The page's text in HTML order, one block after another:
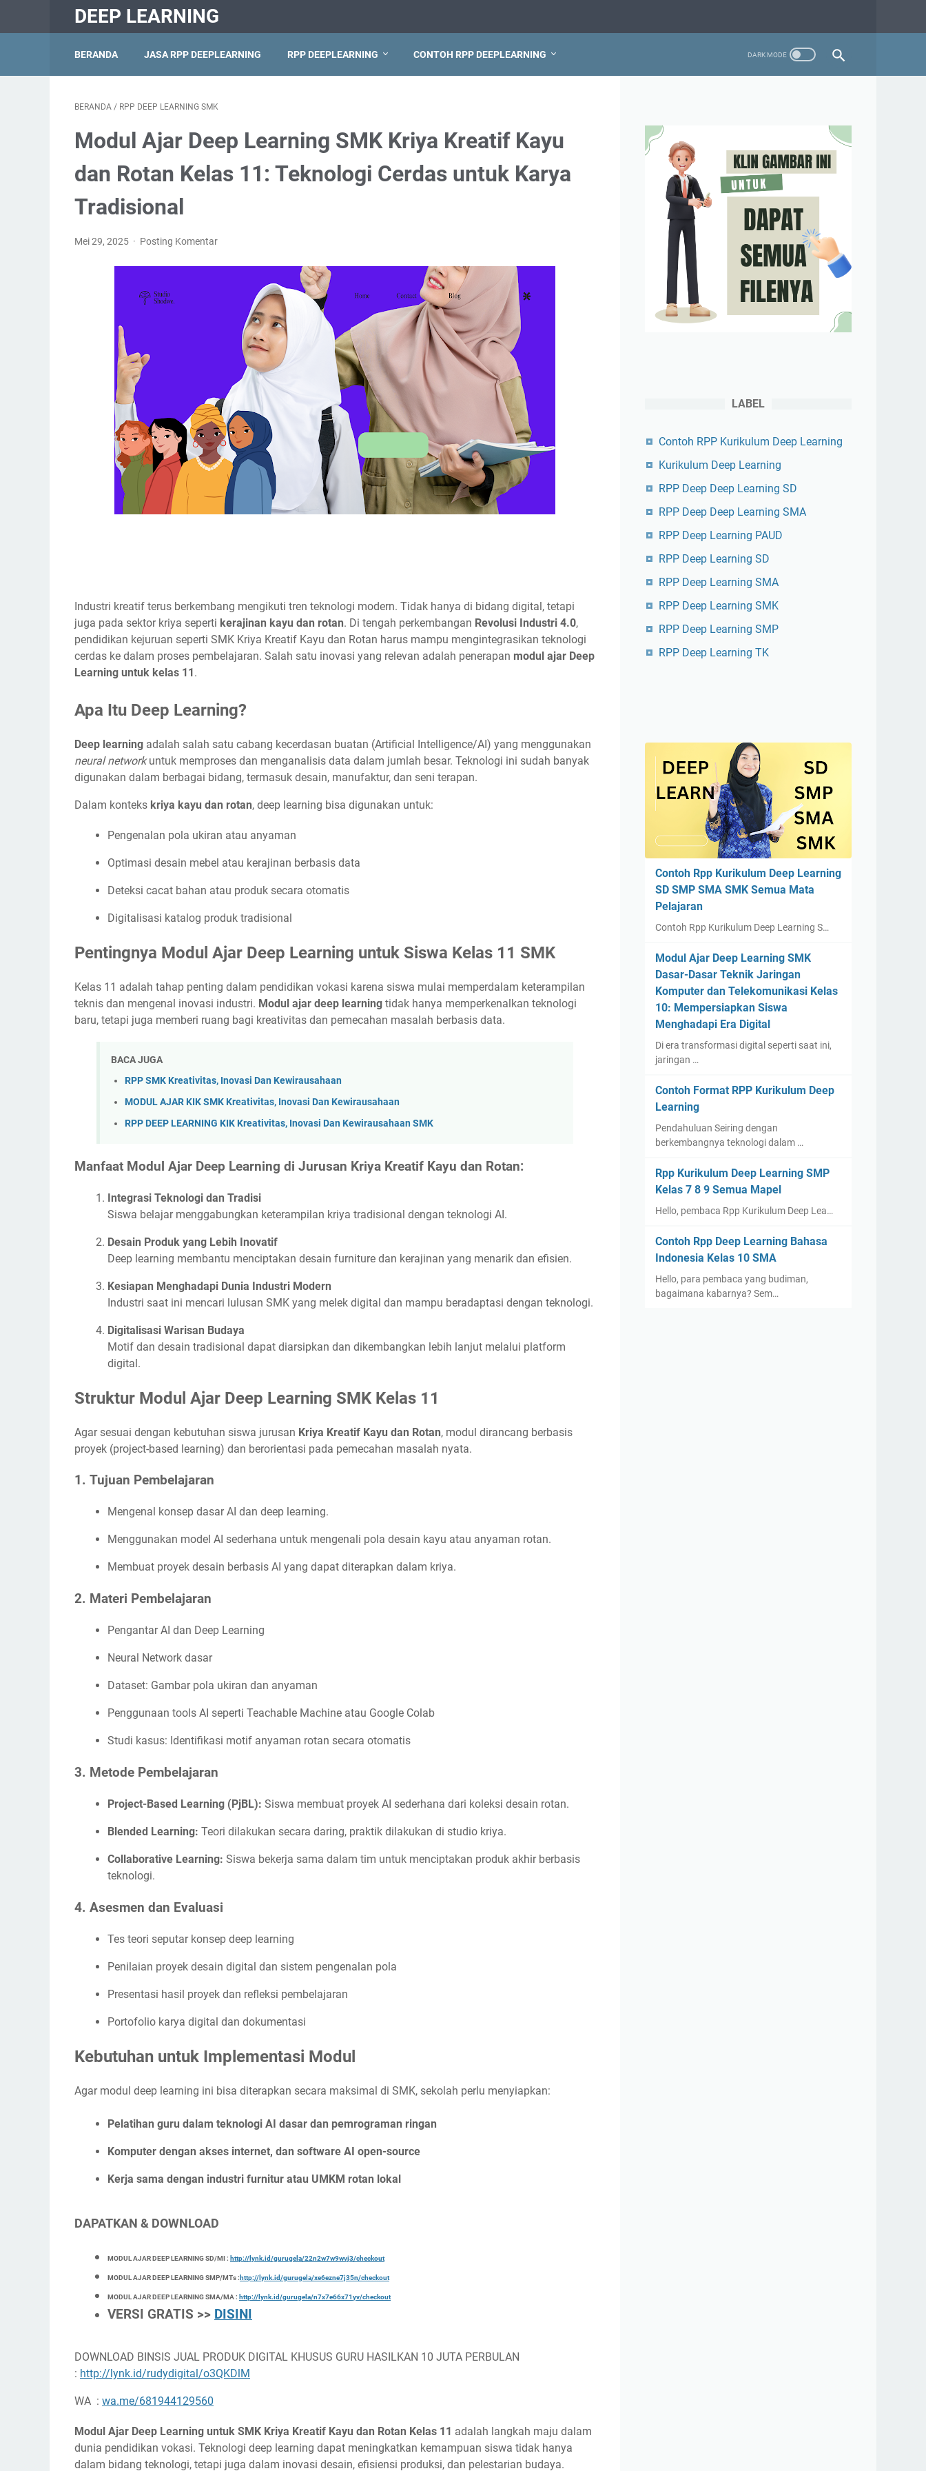
DEEP LEARNING
BERANDA JASA RPP DEEPLEARNING RPP DEEPLEARNING CONTOH RPP DEEPLEARNING
BERANDA / RPP DEEP LEARNING SMK
Modul Ajar Deep Learning SMK Kriya Kreatif Kayu
dan Rotan Kelas 11: Teknologi Cerdas untuk Karya
Tradisional
Mei 29, 2025 Posting Komentar
Industri kreatif terus berkembang mengikuti tren teknologi modern. Tidak hanya di bidang digital, tetapi
juga pada sektor kriya seperti kerajinan kayu dan rotan. Di tengah perkembangan Revolusi Industri 4.0,
pendidikan kejuruan seperti SMK Kriya Kreatif Kayu dan Rotan harus mampu mengintegrasikan teknologi
cerdas ke dalam proses pembelajaran. Salah satu inovasi yang relevan adalah penerapan modul ajar Deep
Learning untuk kelas 11.
Apa Itu Deep Learning?
Deep learning adalah salah satu cabang kecerdasan buatan (Artificial Intelligence/AI) yang menggunakan
neural networkuntuk memproses dan menganalisis data dalam jumlah besar. Teknologi ini sudah banyak
digunakan dalam berbagai bidang, termasuk desain, manufaktur, dan seni terapan.
Dalam konteks kriya kayu dan rotan, deep learning bisa digunakan untuk:
Pengenalan pola ukiran atau anyaman
Optimasi desain mebel atau kerajinan berbasis data
Deteksi cacat bahan atau produk secara otomatis
Digitalisasi katalog produk tradisional
Pentingnya Modul Ajar Deep Learning untuk Siswa Kelas 11 SMK
Kelas 11 adalah tahap penting dalam pendidikan vokasi karena siswa mulai memperdalam keterampilan
teknis dan mengenal inovasi industri. Modul ajar deep learning tidak hanya memperkenalkan teknologi
baru, tetapi juga memberi ruang bagi kreativitas dan pemecahan masalah berbasis data.
BACA JUGA
RPP SMK Kreativitas, Inovasi Dan Kewirausahaan
MODUL AJAR KIK SMK Kreativitas, Inovasi Dan Kewirausahaan
RPP DEEP LEARNING KIK Kreativitas, Inovasi Dan Kewirausahaan SMK
Manfaat Modul Ajar Deep Learning di Jurusan Kriya Kreatif Kayu dan Rotan:
Integrasi Teknologi dan Tradisi
Siswa belajar menggabungkan keterampilan kriya tradisional dengan teknologi AI.
Desain Produk yang Lebih Inovatif
Deep learning membantu menciptakan desain furniture dan kerajinan yang menarik dan efisien.
Kesiapan Menghadapi Dunia Industri Modern
Industri saat ini mencari lulusan SMK yang melek digital dan mampu beradaptasi dengan teknologi.
Digitalisasi Warisan Budaya
Motif dan desain tradisional dapat diarsipkan dan dikembangkan lebih lanjut melalui platform
digital.
Struktur Modul Ajar Deep Learning SMK Kelas 11
Agar sesuai dengan kebutuhan siswa jurusan Kriya Kreatif Kayu dan Rotan, modul dirancang berbasis
proyek (project-based learning) dan berorientasi pada pemecahan masalah nyata.
1. Tujuan Pembelajaran
Mengenal konsep dasar AI dan deep learning.
Menggunakan model AI sederhana untuk mengenali pola desain kayu atau anyaman rotan.
Membuat proyek desain berbasis AI yang dapat diterapkan dalam kriya.
2. Materi Pembelajaran
Pengantar AI dan Deep Learning
Neural Network dasar
Dataset: Gambar pola ukiran dan anyaman
Penggunaan tools AI seperti Teachable Machine atau Google Colab
Studi kasus: Identifikasi motif anyaman rotan secara otomatis
3. Metode Pembelajaran
Project-Based Learning (PjBL): Siswa membuat proyek AI sederhana dari koleksi desain rotan.
Blended Learning: Teori dilakukan secara daring, praktik dilakukan di studio kriya.
Collaborative Learning: Siswa bekerja sama dalam tim untuk menciptakan produk akhir berbasis
teknologi.
4. Asesmen dan Evaluasi
Tes teori seputar konsep deep learning
Penilaian proyek desain digital dan sistem pengenalan pola
Presentasi hasil proyek dan refleksi pembelajaran
Portofolio karya digital dan dokumentasi
Kebutuhan untuk Implementasi Modul
Agar modul deep learning ini bisa diterapkan secara maksimal di SMK, sekolah perlu menyiapkan:
Pelatihan guru dalam teknologi AI dasar dan pemrograman ringan
Komputer dengan akses internet, dan software AI open-source
Kerja sama dengan industri furnitur atau UMKM rotan lokal
DAPATKAN & DOWNLOAD
MODUL AJAR DEEP LEARNING SD/MI : http://lynk.id/gurugela/22n2w7w9wvj3/checkout
MODUL AJAR DEEP LEARNING SMP/MTs : http://lynk.id/gurugela/xe6ezne7j35n/checkout
MODUL AJAR DEEP LEARNING SMA/MA : http://lynk.id/gurugela/n7x7e66x71yv/checkout
VERSI GRATIS >> DISINI
DOWNLOAD BINSIS JUAL PRODUK DIGITAL KHUSUS GURU HASILKAN 10 JUTA PERBULAN
: http://lynk.id/rudydigital/o3QKDlM
WA : wa.me/681944129560
Modul Ajar Deep Learning untuk SMK Kriya Kreatif Kayu dan Rotan Kelas 11 adalah langkah maju dalam
dunia pendidikan vokasi. Teknologi deep learning dapat meningkatkan kemampuan siswa tidak hanya
dalam bidang teknologi, tetapi juga dalam inovasi desain, efisiensi produksi, dan pelestarian budaya.
LABEL
Contoh RPP Kurikulum Deep Learning
Kurikulum Deep Learning
RPP Deep Deep Learning SD
RPP Deep Deep Learning SMA
RPP Deep Learning PAUD
RPP Deep Learning SD
RPP Deep Learning SMA
RPP Deep Learning SMK
RPP Deep Learning SMP
RPP Deep Learning TK
Contoh Rpp Kurikulum Deep Learning
SD SMP SMA SMK Semua Mata
Pelajaran
Contoh Rpp Kurikulum Deep Learning S…
Modul Ajar Deep Learning SMK
Dasar-Dasar Teknik Jaringan
Komputer dan Telekomunikasi Kelas
10: Mempersiapkan Siswa
Menghadapi Era Digital
Di era transformasi digital seperti saat ini,
jaringan …
Contoh Format RPP Kurikulum Deep
Learning
Pendahuluan Seiring dengan
berkembangnya teknologi dalam …
Rpp Kurikulum Deep Learning SMP
Kelas 7 8 9 Semua Mapel
Hello, pembaca Rpp Kurikulum Deep Lea…
Contoh Rpp Deep Learning Bahasa
Indonesia Kelas 10 SMA
Hello, para pembaca yang budiman,
bagaimana kabarnya? Sem…